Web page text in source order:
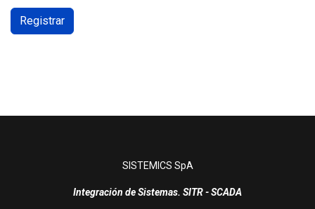
Registrar
SISTEMICS SpA
Integración de Sistemas. SITR - SCADA